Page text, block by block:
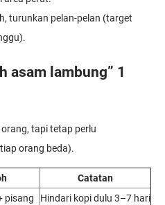
turunkan pelan-pelan (target
asam lambung” 1
tapi tetap perlu
orang beda).
Catatan
pisang
Hindari kopi dulu 3–7 hari